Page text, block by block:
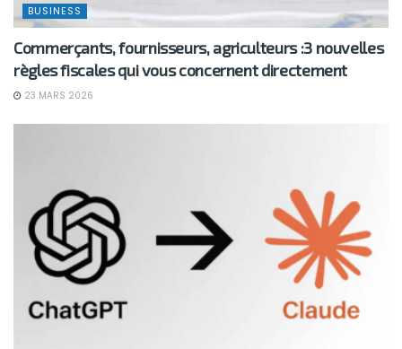
BUSINESS
Commerçants, fournisseurs, agriculteurs :3 nouvelles
règles fiscales qui vous concernent directement
23 MARS 2026